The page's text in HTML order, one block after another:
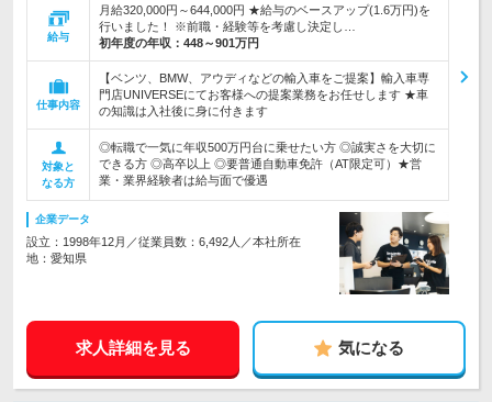
給与
月給320,000円～644,000円 ★給与のベースアップ(1.6万円)を
行いました！ ※前職・経験等を考慮し決定し…
初年度の年収： 448～901万円
仕事内容
【ベンツ、BMW、アウディなどの輸入車をご提案】輸入車専
門店UNIVERSEにてお客様への提案業務をお任せします ★車
の知識は入社後に身に付きます
対象と
なる方
◎転職で一気に年収500万円台に乗せたい方 ◎誠実さを大切に
できる方 ◎高卒以上 ◎要普通自動車免許（AT限定可）★営
業・業界経験者は給与面で優遇
企業データ
設立：1998年12月／従業員数：6,492人／本社所在
地：愛知県
求人詳細を見る 気になる